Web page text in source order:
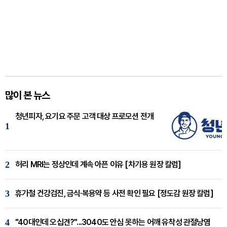
많이 본 뉴스
1
청년피자, 요기요 주문 고객 대상 프로모션 전개
2 허리 MRI는 정상인데 계속 아픈 이유 [차기용 원장 칼럼]
3 휴가철 건강검진, 금식·복용약 등 사전 확인 필요 [정도감 원장 칼럼]
4 "40대인데 오십견?"...3040도 안심 못하는 어깨 유착성 관절낭염